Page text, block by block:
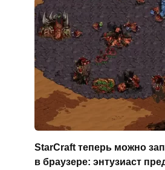
StarCraft теперь можно
в браузере: энтузиаст